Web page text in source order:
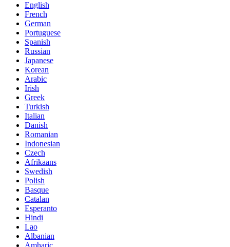
English
French
German
Portuguese
Spanish
Russian
Japanese
Korean
Arabic
Irish
Greek
Turkish
Italian
Danish
Romanian
Indonesian
Czech
Afrikaans
Swedish
Polish
Basque
Catalan
Esperanto
Hindi
Lao
Albanian